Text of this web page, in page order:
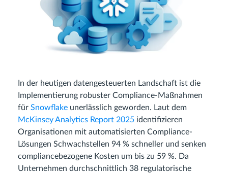
In der heutigen datengesteuerten Landschaft ist die
Implementierung robuster Compliance-Maßnahmen
für Snowflake unerlässlich geworden. Laut dem
McKinsey Analytics Report 2025 identifizieren
Organisationen mit automatisierten Compliance-
Lösungen Schwachstellen 94 % schneller und senken
compliancebezogene Kosten um bis zu 59 %. Da
Unternehmen durchschnittlich 38 regulatorische